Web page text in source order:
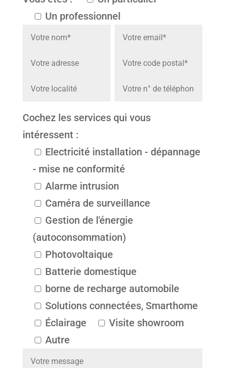
Un professionnel
Cochez les services qui vous
intéressent :
Electricité installation - dépannage
- mise ne conformité
Alarme intrusion
Caméra de surveillance
Gestion de l'énergie
(autoconsommation)
Photovoltaique
Batterie domestique
borne de recharge automobile
Solutions connectées, Smarthome
Éclairage
Visite showroom
Autre